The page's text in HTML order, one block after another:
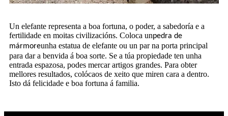
Un elefante representa a boa fortuna, o poder, a sabedoría e a
fertilidade en moitas civilizacións. Coloca unpedra de
mármoreunha estatua de elefante ou un par na porta principal
para dar a benvida á boa sorte. Se a túa propiedade ten unha
entrada espazosa, podes mercar artigos grandes. Para obter
mellores resultados, colócaos de xeito que miren cara a dentro.
Isto dá felicidade e boa fortuna á familia.